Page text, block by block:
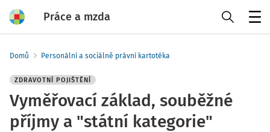
Práce a mzda
Domů Personální a sociálně právní kartotéka
ZDRAVOTNÍ POJIŠTĚNÍ
Vyměřovací základ, souběžné
příjmy a "státní kategorie"